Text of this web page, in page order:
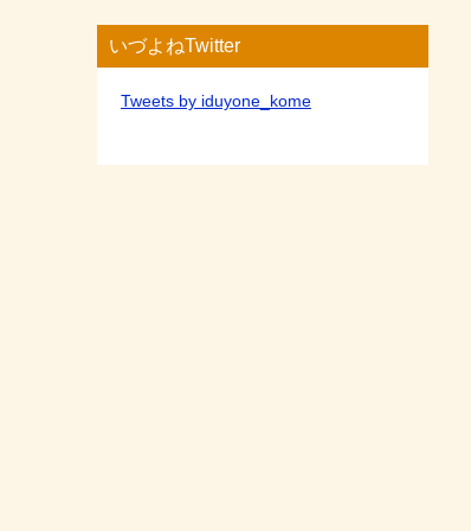
いづよねTwitter
Tweets by iduyone_kome